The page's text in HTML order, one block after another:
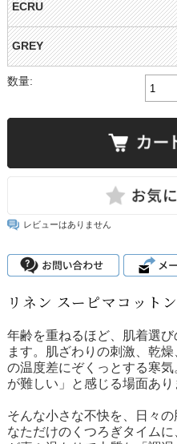
ECRU
GREY
数量:
レビューはありません
リネン スーピマコット
年齢を重ねるほど、肌着選
ます。肌ざわりの刺激、乾
の温度差にぞくっとする寒
が難しい」と感じる場面あり
そんな小さな不快を、日々
なただけのくつろぎタイム